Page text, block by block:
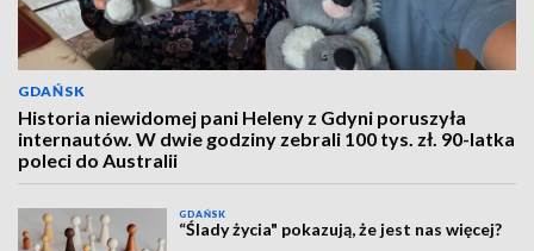
GDAŃSK
Historia niewidomej pani Heleny z Gdyni poruszyła
internautów. W dwie godziny zebrali 100 tys. zł. 90-latka
poleci do Australii
GDAŃSK
“Ślady życia" pokazują, że jest nas więcej?